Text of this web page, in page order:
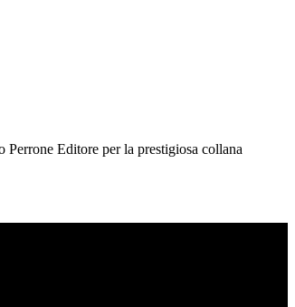
Editore per la prestigiosa collana